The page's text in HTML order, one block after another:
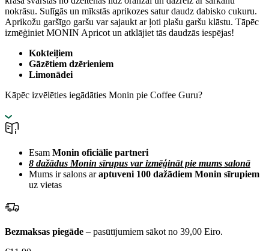
nokrāsu. Sulīgās un mīkstās aprikozes satur daudz dabisko cukuru.
Aprikožu garšīgo garšu var sajaukt ar ļoti plašu garšu klāstu. Tāpēc
izmēģiniet MONIN Apricot un atklājiet tās daudzās iespējas!
Kokteiļiem
Gāzētiem dzērieniem
Limonādei
Kāpēc izvēlēties iegādāties Monin pie Coffee Guru?
Esam Monin oficiālie partneri
8 dažādus Monin sīrupus var izmēģināt pie mums salonā
Mums ir salons araptuveni 100 dažādiem Monin sīrupiem
uz vietas
Bezmaksas piegāde – pasūtījumiem sākot no 39,00 Eiro.